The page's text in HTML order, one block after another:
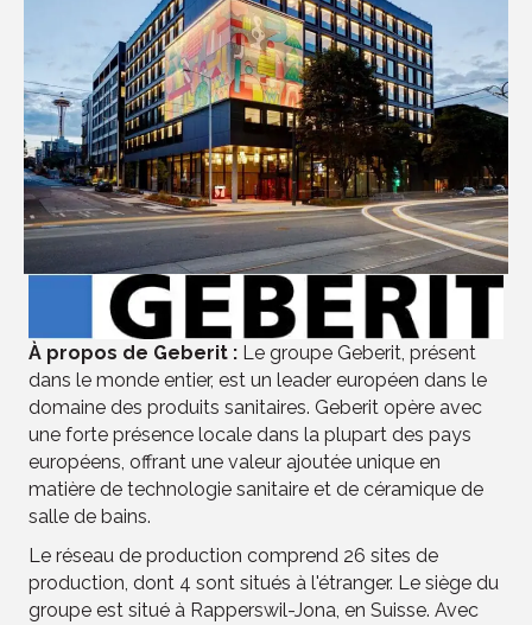
À propos de Geberit : Le groupe Geberit, présent
dans le monde entier, est un leader européen dans le
domaine des produits sanitaires. Geberit opère avec
une forte présence locale dans la plupart des pays
européens, offrant une valeur ajoutée unique en
matière de technologie sanitaire et de céramique de
salle de bains.
Le réseau de production comprend 26 sites de
production, dont 4 sont situés à l'étranger. Le siège du
groupe est situé à Rapperswil-Jona, en Suisse. Avec